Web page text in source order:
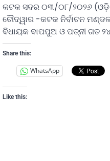
କଟକ ସଦର ୦୩/୦୮/୨୦୨୬
ଚୌଦ୍ୱାର -କଟକ ନିର୍ବାଚନ
ବିଧାୟକ ବାପପୁଅ ଓ ପତ୍ନୀ ଗତ
Share this:
WhatsApp
Like this: